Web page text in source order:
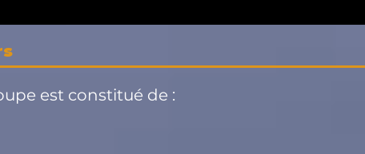
est constitué de :